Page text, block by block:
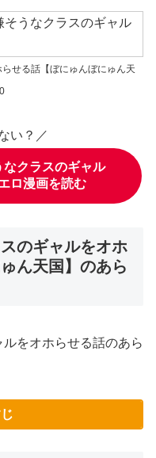
せる話【ぼにゅんぼにゅん天
い？／
クラスのギャル
ロ漫画を読む
のギャルをオホ
ん天国】のあら
をオホらせる話のあら